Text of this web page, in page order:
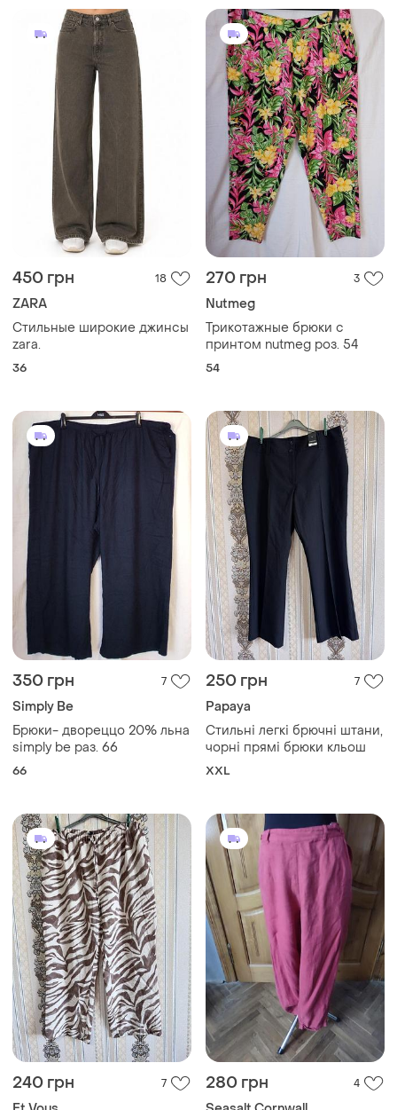
450 грн 18
ZARA
Стильные широкие джинсы
zara.
36
270 грн 3
Nutmeg
Трикотажные брюки с
принтом nutmeg роз. 54
54
350 грн 7
Simply Be
Брюки- двореццо 20% льна
simply be раз. 66
66
250 грн 7
Papaya
Стильні легкі брючні штани,
чорні прямі брюки кльош
XXL
240 грн 7 280 грн 4